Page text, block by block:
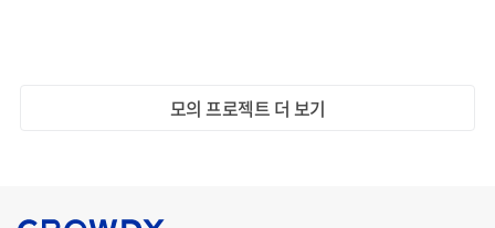
모의 프로젝트 더 보기